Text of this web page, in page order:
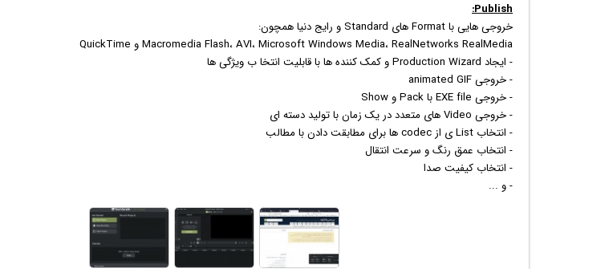
Publish:
خروجی هایی با Format های Standard و رایج دنیا همچون:
Macromedia Flash، AVI، Microsoft Windows Media، RealNetworks RealMedia و QuickTime
- ایجاد Production Wizard و کمک کننده ها با قابلیت انتخا ب ویژگی ها
- خروجی animated GIF
- خروجی EXE file با Pack و Show
- خروجی Video های متعدد در یک زمان با تولید دسته ای
- انتخاب List ی از codec ها برای مطابقت دادن با مطالب
- انتخاب عمق رنگ و سرعت انتقال
- انتخاب کیفیت صدا
- و ...